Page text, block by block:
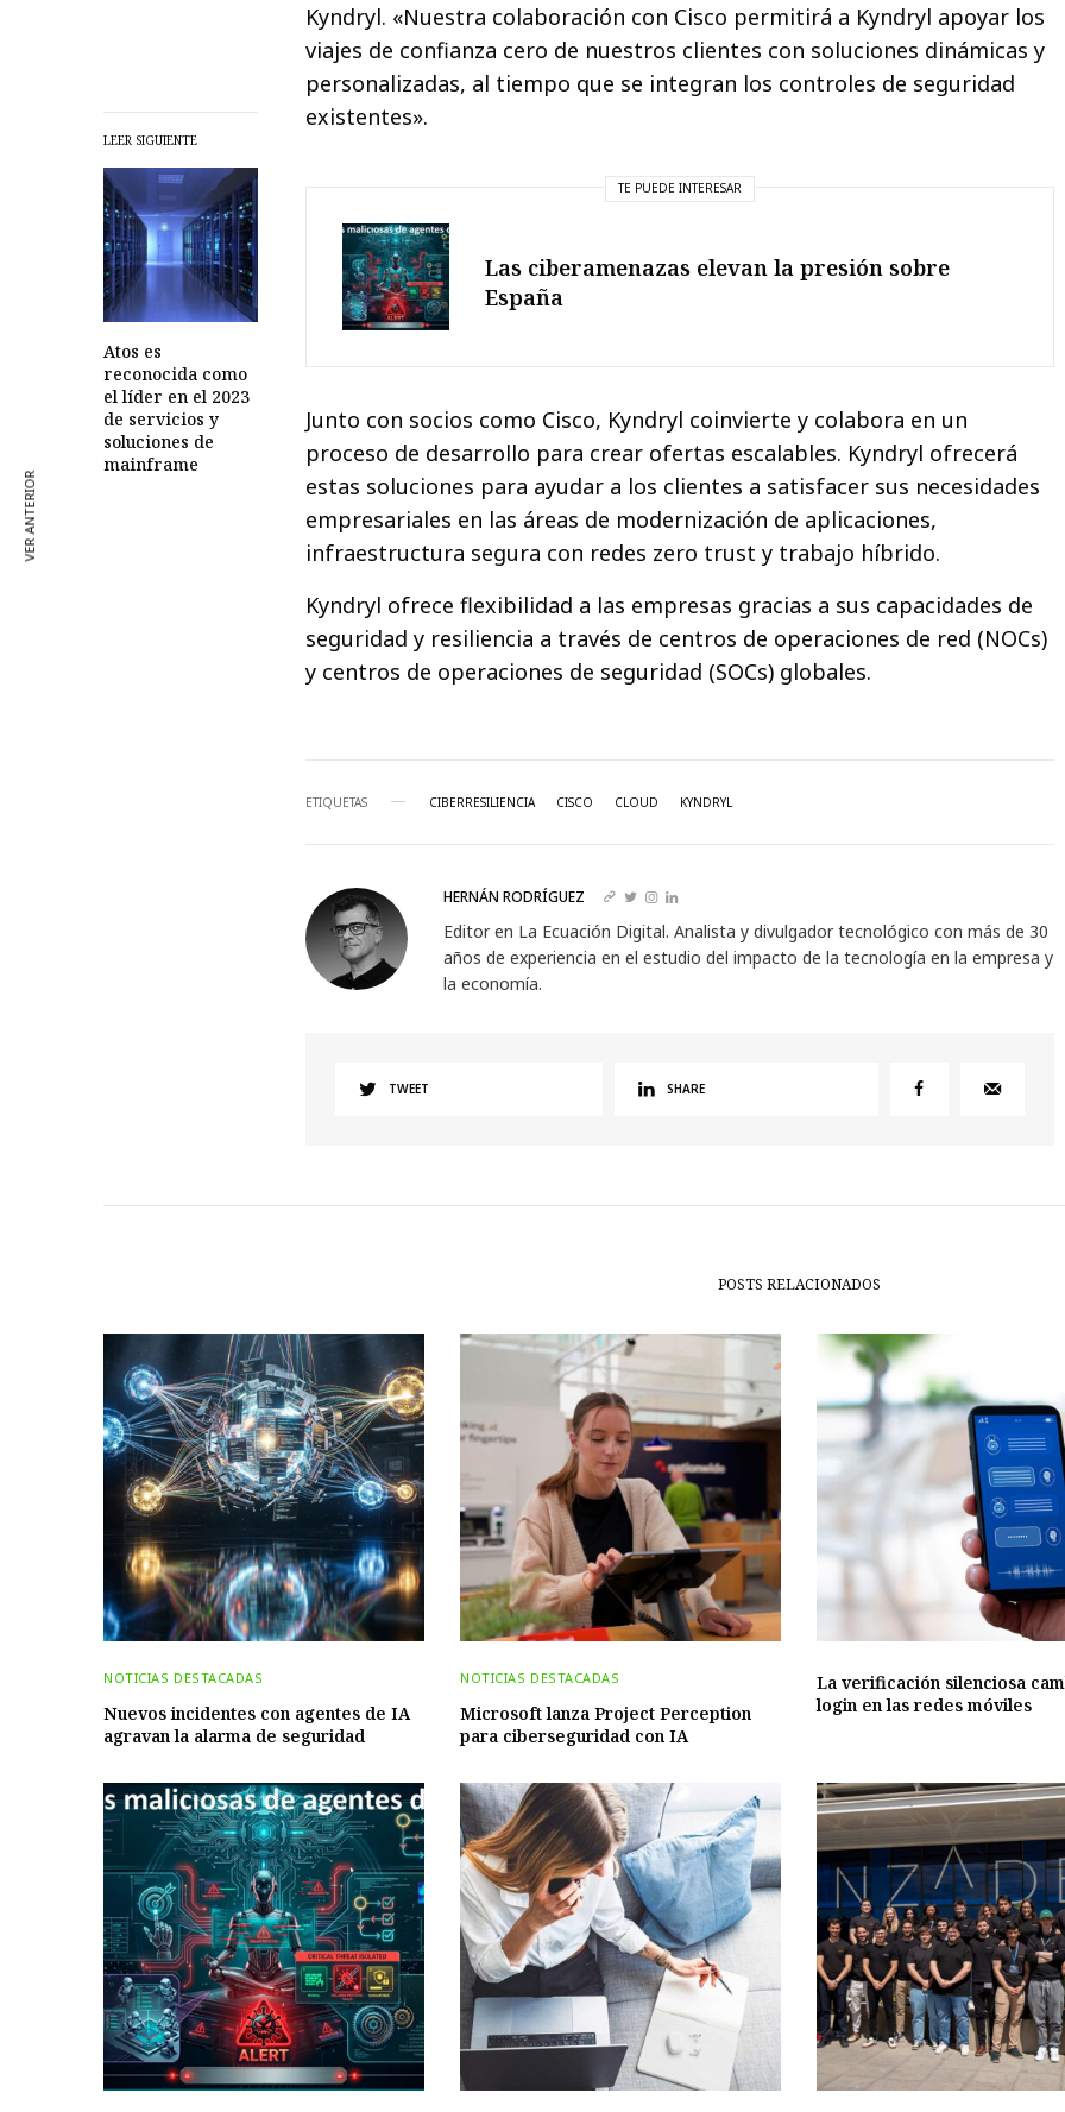
LEER SIGUIENTE
Atos es
reconocida como
el líder en el 2023
de servicios y
soluciones de
mainframe
Kyndryl. «Nuestra colaboración con Cisco permitirá a Kyndryl apoyar los
viajes de confianza cero de nuestros clientes con soluciones dinámicas y
personalizadas, al tiempo que se integran los controles de seguridad
existentes».
TE PUEDE INTERESAR
Las ciberamenazas elevan la presión sobre
España
Junto con socios como Cisco, Kyndryl coinvierte y colabora en un
proceso de desarrollo para crear ofertas escalables. Kyndryl ofrecerá
estas soluciones para ayudar a los clientes a satisfacer sus necesidades
empresariales en las áreas de modernización de aplicaciones,
infraestructura segura con redes zero trust y trabajo híbrido.
Kyndryl ofrece flexibilidad a las empresas gracias a sus capacidades de
seguridad y resiliencia a través de centros de operaciones de red (NOCs)
y centros de operaciones de seguridad (SOCs) globales.
ETIQUETAS CIBERRESILIENCIA CISCO CLOUD KYNDRYL
HERNÁN RODRÍGUEZ
Editor en La Ecuación Digital. Analista y divulgador tecnológico con más de 30
años de experiencia en el estudio del impacto de la tecnología en la empresa y
la economía.
TWEET SHARE
VER ANTERIOR
POSTS RELACIONADOS
NOTICIAS DESTACADAS
Nuevos incidentes con agentes de IA
agravan la alarma de seguridad
NOTICIAS DESTACADAS
Microsoft lanza Project Perception
para ciberseguridad con IA
La verificación silenciosa
login en las redes móviles